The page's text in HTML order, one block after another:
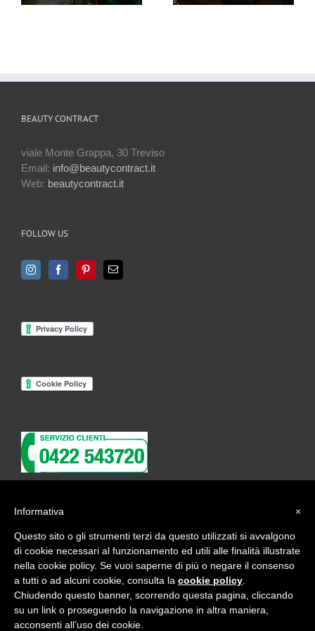
parrucchiere
BEAUTY CONTRACT
viale Monte Grappa, 30 Treviso
Email: info@beautycontract.it
Web: beautycontract.it
FOLLOW US
ISCRIVITI ALLA NEWSLETTER
Copyright 2017 Beauty Contract - credits
Instagram
×
Informativa
Questo sito o gli strumenti terzi da questo utilizzati si avvalgono
di cookie necessari al funzionamento ed utili alle finalità illustrate
nella cookie policy. Se vuoi saperne di più o negare il consenso
a tutti o ad alcuni cookie, consulta la cookie policy
Chiudendo questo banner, scorrendo questa pagina, cliccando
su un link o proseguendo la navigazione in altra maniera,
acconsenti all’uso dei cookie.